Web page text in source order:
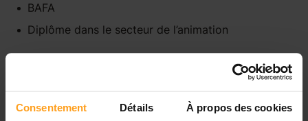
Consentement Détails À propos des cookies
BAFA
Diplôme dans le secteur de l’animation
Disponibilités